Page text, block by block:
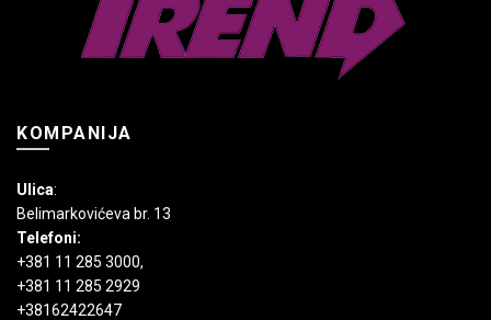
izabrane
na
stranici
KOMPANIJA
Ulica:
Belimarkovićeva br. 13
Telefoni:
+381 11 285 3000,
+381 11 285 2929
+38162422647